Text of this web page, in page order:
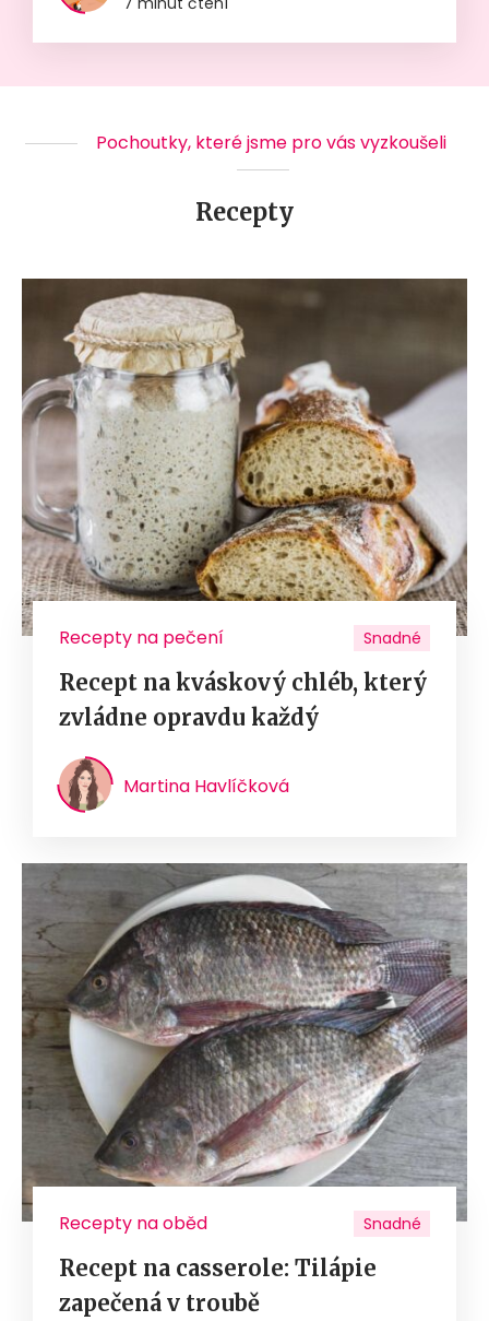
Pochoutky, které jsme pro vás vyzkoušeli
Recepty
Recepty na pečení Snadné
Recept na kváskový chléb, který
zvládne opravdu každý
Martina Havlíčková
Recepty na oběd Snadné
Recept na casserole: Tilápie
zapečená v troubě